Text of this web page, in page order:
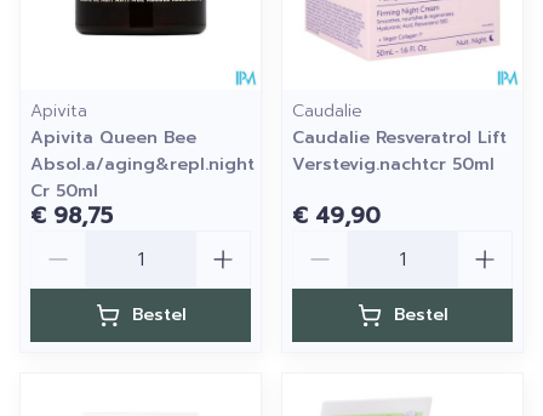
Apivita
Apivita Queen Bee
Absol.a/aging&repl.night
Cr 50ml
€ 98,75
Bestel
Caudalie
Caudalie Resveratrol Lift
Verstevig.nachtcr 50ml
€ 49,90
Bestel